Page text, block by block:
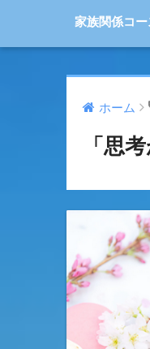
家族関係コー
ホーム
「思